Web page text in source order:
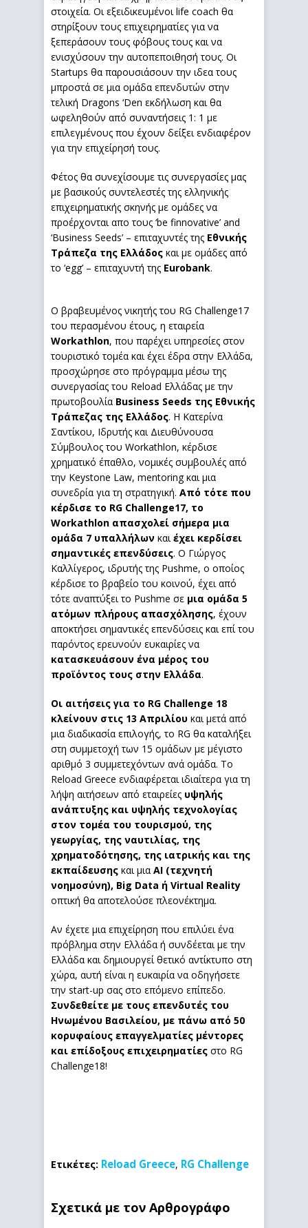
στοιχεία. Οι εξειδικευμένοι life coach θα
στηρίξουν τους επιχειρηματίες για να
ξεπεράσουν τους φόβους τους και να
ενισχύσουν την αυτοπεποιθησή τους. Οι
Startups θα παρουσιάσουν την ιδεα τους
μπροστά σε μια ομάδα επενδυτών στην
τελική Dragons ‘Den εκδήλωση και θα
ωφεληθούν από συναντήσεις 1: 1 με
επιλεγμένους που έχουν δείξει ενδιαφέρον
για την επιχείρησή τους.
Φέτος θα συνεχίσουμε τις συνεργασίες μας
με βασικούς συντελεστές της ελληνικής
επιχειρηματικής σκηνής με ομάδες να
προέρχονται απο τους ‘be finnovative’ and
‘Business Seeds’ – επιταχυντές της Εθνικής
Τράπεζα της Ελλάδος και με ομάδες από
το ‘egg’ – επιταχυντή της Eurobank.
Ο βραβευμένος νικητής του RG Challenge17
του περασμένου έτους, η εταιρεία
Workathlon, που παρέχει υπηρεσίες στον
τουριστικό τομέα και έχει έδρα στην Ελλάδα,
προσχώρησε στο πρόγραμμα μέσω της
συνεργασίας του Reload Ελλάδας με την
πρωτοβουλία Business Seeds της Εθνικής
Τράπεζας της Ελλάδος. Η Κατερίνα
Σαντίκου, Ιδρυτής και Διευθύνουσα
Σύμβουλος του Workathlon, κέρδισε
χρηματικό έπαθλο, νομικές συμβουλές από
την Keystone Law, mentoring και μια
συνεδρία για τη στρατηγική. Από τότε που
κέρδισε το RG Challenge17, το
Workathlon απασχολεί σήμερα μια
ομάδα 7 υπαλλήλων καιέχει κερδίσει
σημαντικές επενδύσεις. Ο Γιώργος
Καλλίγερος, ιδρυτής της Pushme, ο οποίος
κέρδισε το βραβείο του κοινού, έχει από
τότε αναπτύξει το Pushme σε μια ομάδα 5
ατόμων πλήρους απασχόλησης, έχουν
αποκτήσει σημαντικές επενδύσεις και επί του
παρόντος ερευνούν ευκαιρίες να
κατασκευάσουν ένα μέρος του
προϊόντος τους στην Ελλάδα.
Οι αιτήσεις για το RG Challenge 18
κλείνουν στις 13 Απριλίου και μετά από
μια διαδικασία επιλογής, το RG θα καταλήξει
στη συμμετοχή των 15 ομάδων με μέγιστο
αριθμό 3 συμμετεχόντων ανά ομάδα. Το
Reload Greece ενδιαφέρεται ιδιαίτερα για τη
λήψη αιτήσεων από εταιρείες υψηλής
ανάπτυξης και υψηλής τεχνολογίας
στον τομέα του τουρισμού, της
γεωργίας, της ναυτιλίας, της
χρηματοδότησης, της ιατρικής και της
εκπαίδευσης και μια AI (τεχνητή
νοημοσύνη), Big Data ή Virtual Reality
οπτική θα αποτελούσε πλεονέκτημα.
Αν έχετε μια επιχείρηση που επιλύει ένα
πρόβλημα στην Ελλάδα ή συνδέεται με την
Ελλάδα και δημιουργεί θετικό αντίκτυπο στη
χώρα, αυτή είναι η ευκαιρία να οδηγήσετε
την start-up σας στο επόμενο επίπεδο.
Συνδεθείτε με τους επενδυτές του
Ηνωμένου Βασιλείου, με πάνω από 50
κορυφαίους επαγγελματίες μέντορες
και επίδοξους επιχειρηματίες στο RG
Challenge18!
Ετικέτες: Reload Greece, RG Challenge
Σχετικά με τον Αρθρογράφο